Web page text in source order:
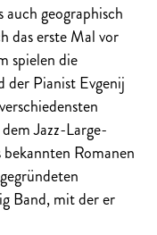
auch geographisch
das erste Mal vor
spielen die
der Pianist Evgenij
Jazz-Large-
bekannten Romanen
Band, mit der er